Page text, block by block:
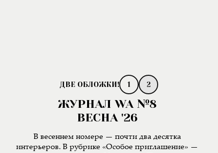
1 2
ЖУРНАЛ WA №8
ВЕСНА '26
В весеннем номере — почти два десятка
интерьеров. В рубрике «Особое приглашение» —